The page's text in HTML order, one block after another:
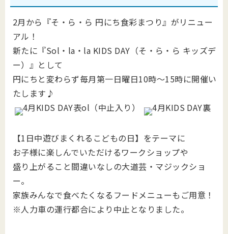
2月から『そ・ら・ら 円にち食彩まつり』がリニュー
アル！
新たに『Sol・la・la KIDS DAY（そ・ら・ら キッズデ
ー）』として
円にちと変わらず毎月第一日曜日10時～15時に開催い
たします♪
【1日中遊びまくれるこどもの日】をテーマに
お子様に楽しんでいただけるワークショップや
盛り上がること間違いなしの大道芸・マジックショ
ー。
家族みんなで食べたくなるフードメニューもご用意！
※人力車の運行都合により中止となりました。